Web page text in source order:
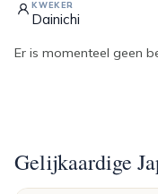
KWEKER
Dainichi
Er is momenteel geen
Gelijkaardige